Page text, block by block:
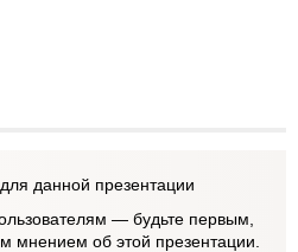
данной презентации
— будьте первым,
мнением об этой презентации.